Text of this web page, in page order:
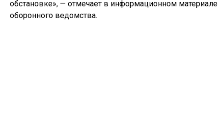
обстановке», — отмечает в информационном
оборонного ведомства.